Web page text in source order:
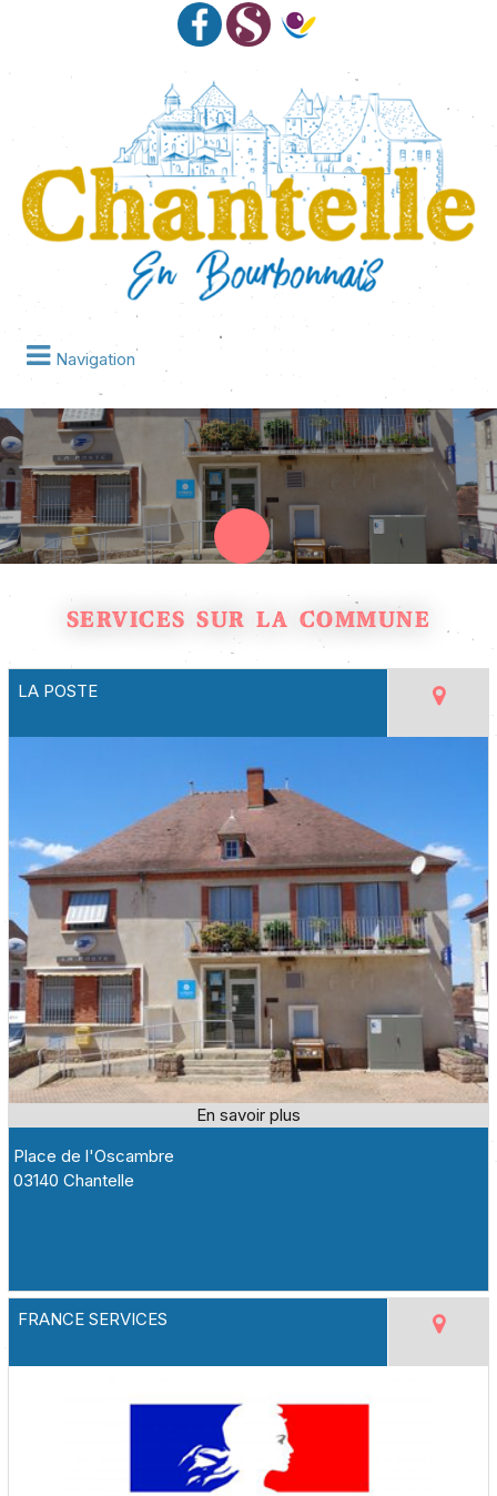
Navigation
SERVICES SUR LA COMMUNE
LA POSTE
Place de l'Oscambre
03140 Chantelle
FRANCE SERVICES